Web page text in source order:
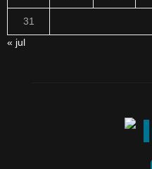
31
« jul